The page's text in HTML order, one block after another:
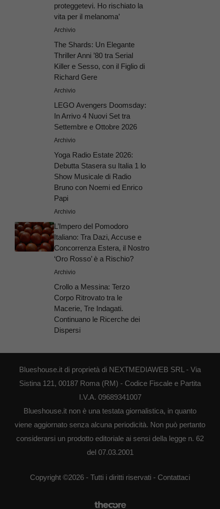
proteggetevi. Ho rischiato la
vita per il melanoma’
Archivio
The Shards: Un Elegante
Thriller Anni ’80 tra Serial
Killer e Sesso, con il Figlio di
Richard Gere
Archivio
LEGO Avengers Doomsday:
In Arrivo 4 Nuovi Set tra
Settembre e Ottobre 2026
Archivio
Yoga Radio Estate 2026:
Debutta Stasera su Italia 1 lo
Show Musicale di Radio
Bruno con Noemi ed Enrico
Papi
Archivio
L’Impero del Pomodoro
Italiano: Tra Dazi, Accuse e
Concorrenza Estera, il Nostro
‘Oro Rosso’ è a Rischio?
Archivio
Crollo a Messina: Terzo
Corpo Ritrovato tra le
Macerie, Tre Indagati.
Continuano le Ricerche dei
Dispersi
Blueshouse.it di proprietà di NEXTMEDIAWEB SRL - Via
Sistina 121, 00187 Roma (RM) - Codice Fiscale e Partita
I.V.A. 09689341007
Blueshouse.it non è una testata giornalistica, in quanto
viene aggiornato senza alcuna periodicità. Non può pertanto
considerarsi un prodotto editoriale ai sensi della legge n. 62
del 07.03.2001
Copyright ©2026 - Tutti i diritti riservati - Contattaci